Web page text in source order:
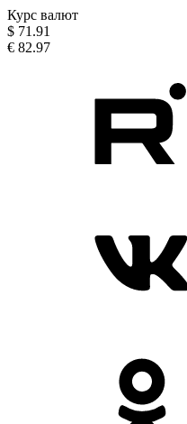
Курс валют
$ 71.91
€ 82.97